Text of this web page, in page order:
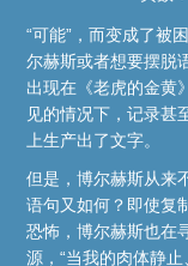
“可能”，而变成了被
尔赫斯或者想要摆
出现在《老虎的金黄
见的情况下，记录甚
上生产出了文字。
但是，博尔赫斯从来
语句又如何？即使复
恐怖，博尔赫斯也在
源，“当我的肉体静